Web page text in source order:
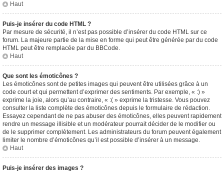
Haut
Puis-je insérer du code HTML ?
Par mesure de sécurité, il n’est pas possible d’insérer du code HTML sur ce
forum. La majeure partie de la mise en forme qui peut être générée par du code
HTML peut être remplacée par du BBCode.
Haut
Que sont les émoticônes ?
Les émoticônes sont de petites images qui peuvent être utilisées grâce à un
code court et qui permettent d’exprimer des sentiments. Par exemple, « :) »
exprime la joie, alors qu’au contraire, « :( » exprime la tristesse. Vous pouvez
consulter la liste complète des émoticônes depuis le formulaire de rédaction.
Essayez cependant de ne pas abuser des émoticônes, elles peuvent rapidement
rendre un message illisible et un modérateur pourrait décider de le modifier ou
de le supprimer complètement. Les administrateurs du forum peuvent également
limiter le nombre d’émoticônes qu’il est possible d’insérer à un message.
Haut
Puis-je insérer des images ?